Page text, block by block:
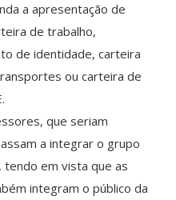
a apresentação de
de trabalho,
de identidade, carteira
ou carteira de
que seriam
a integrar o grupo
em vista que as
integram o público da